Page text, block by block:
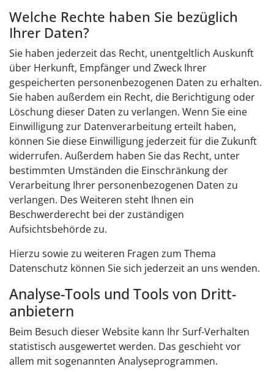
Welche Rechte haben Sie bezüglich
Ihrer Daten?
Sie haben jederzeit das Recht, unentgeltlich Auskunft
über Herkunft, Empfänger und Zweck Ihrer
gespeicherten personenbezogenen Daten zu erhalten.
Sie haben außerdem ein Recht, die Berichtigung oder
Löschung dieser Daten zu verlangen. Wenn Sie eine
Einwilligung zur Datenverarbeitung erteilt haben,
können Sie diese Einwilligung jederzeit für die Zukunft
widerrufen. Außerdem haben Sie das Recht, unter
bestimmten Umständen die Einschränkung der
Verarbeitung Ihrer personenbezogenen Daten zu
verlangen. Des Weiteren steht Ihnen ein
Beschwerderecht bei der zuständigen
Aufsichtsbehörde zu.
Hierzu sowie zu weiteren Fragen zum Thema
Datenschutz können Sie sich jederzeit an uns wenden.
Analyse-Tools und Tools von Dritt­
anbietern
Beim Besuch dieser Website kann Ihr Surf-Verhalten
statistisch ausgewertet werden. Das geschieht vor
allem mit sogenannten Analyseprogrammen.